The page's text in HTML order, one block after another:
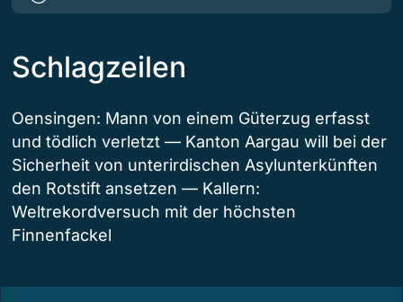
Schlagzeilen
Oensingen: Mann von einem Güterzug erfasst
und tödlich verletzt — Kanton Aargau will bei der
Sicherheit von unterirdischen Asylunterkünften
den Rotstift ansetzen — Kallern:
Weltrekordversuch mit der höchsten
Finnenfackel